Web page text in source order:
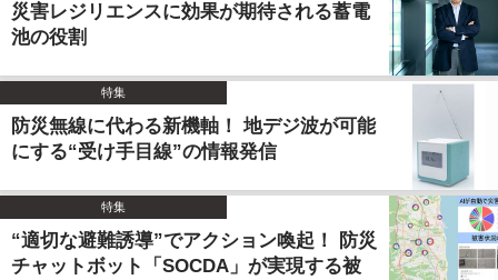
災害レジリエンスに効果が期待される蓄電
池の役割
特集
防災無線に代わる新機軸！ 地デジ波が可能
にする“受け手目線”の情報発信
特集
“適切な避難誘導”でアクション喚起！ 防災
チャットボット「SOCDA」が実現する被